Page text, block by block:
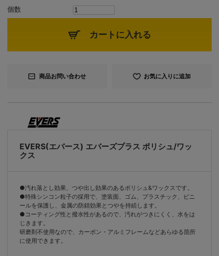
個数
カートに入れる
商品お問い合わせ お気に入りに追加
EVERS(エバース) エバーズプラス ポリシュ/ワッ
クス
●汚れ落とし効果、つや出し効果のあるポリシュ&ワックスです。
●特殊シンコン粒子の採用で、塗装面、ゴム、プラスチック、ビニ
ールを保護し、金属の防錆効果とつやを持続します。
●コーティング性と撥水性があるので、汚れがつきにくく、水をは
じきます。
研磨剤不使用なので、カーボン・アルミフレームなどあらゆる箇所
に使用できます。